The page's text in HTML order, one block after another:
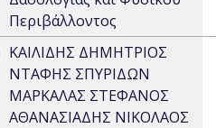
Περιβάλλοντος
ΚΑΙΛΙΔΗΣ ΔΗΜΗΤΡΙΟΣ
ΝΤΑΦΗΣ ΣΠΥΡΙΔΩΝ
ΜΑΡΚΑΛΑΣ ΣΤΕΦΑΝΟΣ
ΑΘΑΝΑΣΙΑΔΗΣ ΝΙΚΟΛΑΟΣ